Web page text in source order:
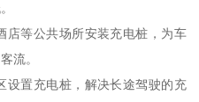
店等公共场所安装充电桩，为车
流。
设置充电桩，解决长途驾驶的充